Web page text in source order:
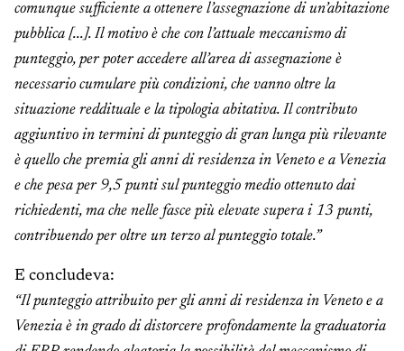
comunque sufficiente a ottenere l’assegnazione di un’abitazione
pubblica [...]. Il motivo è che con l’attuale meccanismo di
punteggio, per poter accedere all’area di assegnazione è
necessario cumulare più condizioni, che vanno oltre la
situazione reddituale e la tipologia abitativa. Il contributo
aggiuntivo in termini di punteggio di gran lunga più rilevante
è quello che premia gli anni di residenza in Veneto e a Venezia
e che pesa per 9,5 punti sul punteggio medio ottenuto dai
richiedenti, ma che nelle fasce più elevate supera i 13 punti,
contribuendo per oltre un terzo al punteggio totale.”
E concludeva:
“Il punteggio attribuito per gli anni di residenza in Veneto e a
Venezia è in grado di distorcere profondamente la graduatoria